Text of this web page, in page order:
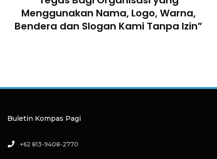
Menggunakan Nama, Logo, Warna,
Bendera dan Slogan Kami Tanpa Izin”
Buletin Kompas Pagi
+62 813-9408-2770